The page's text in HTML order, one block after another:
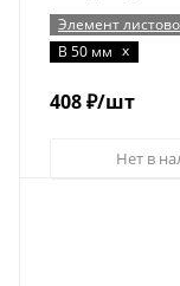
Элемент
В 50 мм x
408₽/шт
Нет в